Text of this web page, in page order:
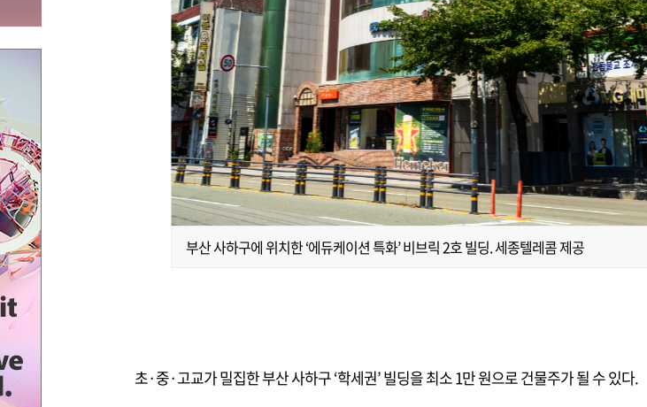
부산 사하구에 위치한 ‘에듀케이션 특화’ 비브릭 2호 빌딩. 세종텔레콤 제공
초·중·고교가 밀집한 부산 사하구 ‘학세권’ 빌딩을 최소 1만 원으로 건물주가 될 수 있다.